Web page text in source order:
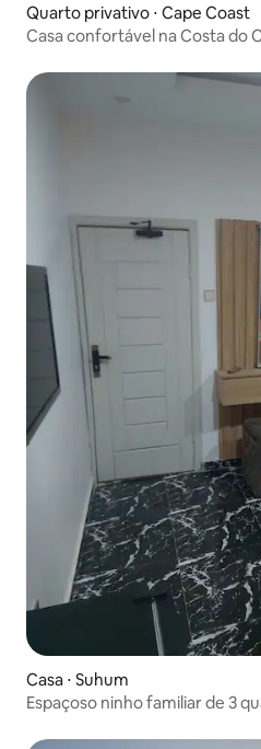
Quarto privativo ⋅ Cape Coast
Casa confortável na Costa do
Casa ⋅ Suhum
Espaçoso ninho familiar de 3